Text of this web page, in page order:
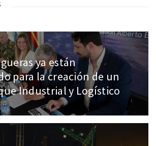
ya están
para la creación de un
Industrial y Logístico